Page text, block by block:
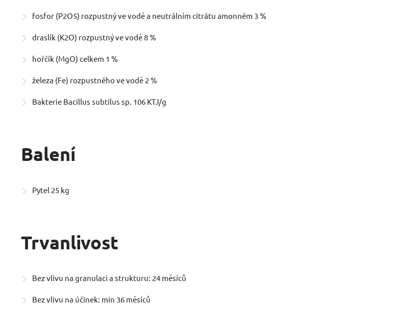
fosfor (P2O5) rozpustný ve vodě a neutrálním citrátu amonném 3 %
draslík (K2O) rozpustný ve vodě 8 %
hořčík (MgO) celkem 1 %
železa (Fe) rozpustného ve vodě 2 %
Bakterie Bacillus subtilus sp. 106 KTJ/g
Balení
Pytel 25 kg
Trvanlivost
Bez vlivu na granulaci a strukturu: 24 měsíců
Bez vlivu na účinek: min 36 měsíců